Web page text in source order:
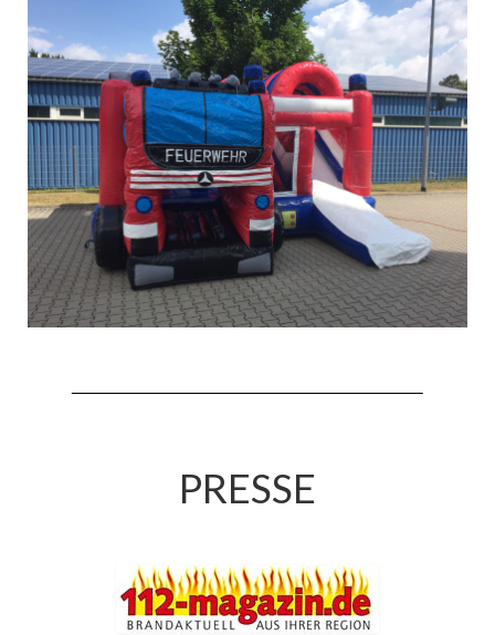
Hubarbeitsbühne B18
24.03.17 Übergabe ELW
20.11.15 Übergabe StLF und HAB
2015 LF 16 „verlässt“ Feuerwehr
Geschichte
historische Fotos
Ehemalige Fahrzeuge
Jahresrückblicke
Jahresrückblick 2019
Jahresrückblick 2021
PRESSE